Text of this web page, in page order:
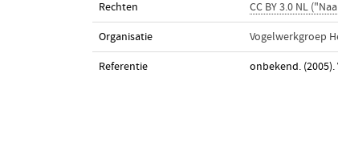
Rechten CC BY 3.0 NL
Organisatie Vogelwerkgroep
Referentie onbekend.